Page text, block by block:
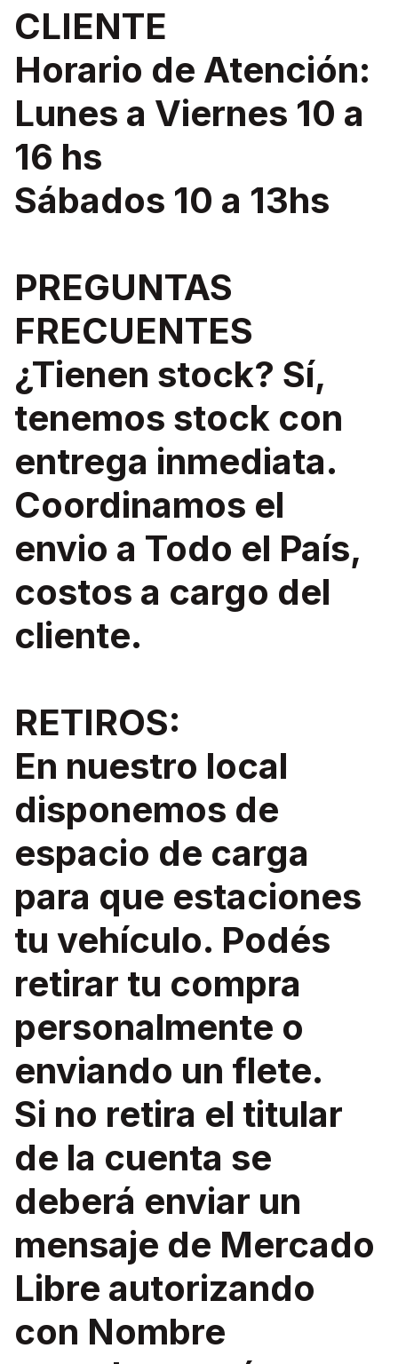
CLIENTE
Horario de Atención:
Lunes a Viernes 10 a
16 hs
Sábados 10 a 13hs
PREGUNTAS
FRECUENTES
¿Tienen stock? Sí,
tenemos stock con
entrega inmediata.
Coordinamos el
envio a Todo el País,
costos a cargo del
cliente.
RETIROS:
En nuestro local
disponemos de
espacio de carga
para que estaciones
tu vehículo. Podés
retirar tu compra
personalmente o
enviando un flete.
Si no retira el titular
de la cuenta se
deberá enviar un
mensaje de Mercado
Libre autorizando
con Nombre